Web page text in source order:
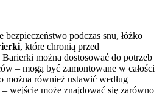
podczas snu, łóżko
, które chronią przed
można dostosować do potrzeb
– mogą być zamontowane w całości
również ustawić według
wejście może znajdować się zarówno